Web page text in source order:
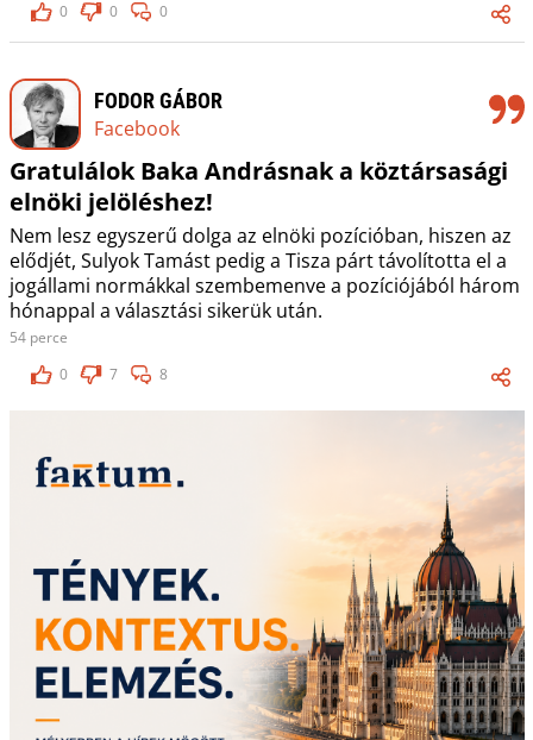
0
0 0
FODOR GÁBOR
Facebook
Gratulálok Baka Andrásnak a köztársasági
elnöki jelöléshez!
Nem lesz egyszerű dolga az elnöki pozícióban, hiszen az
elődjét, Sulyok Tamást pedig a Tisza párt távolította el a
jogállami normákkal szembemenve a pozíciójából három
hónappal a választási sikerük után.
54 perce
0
7 8